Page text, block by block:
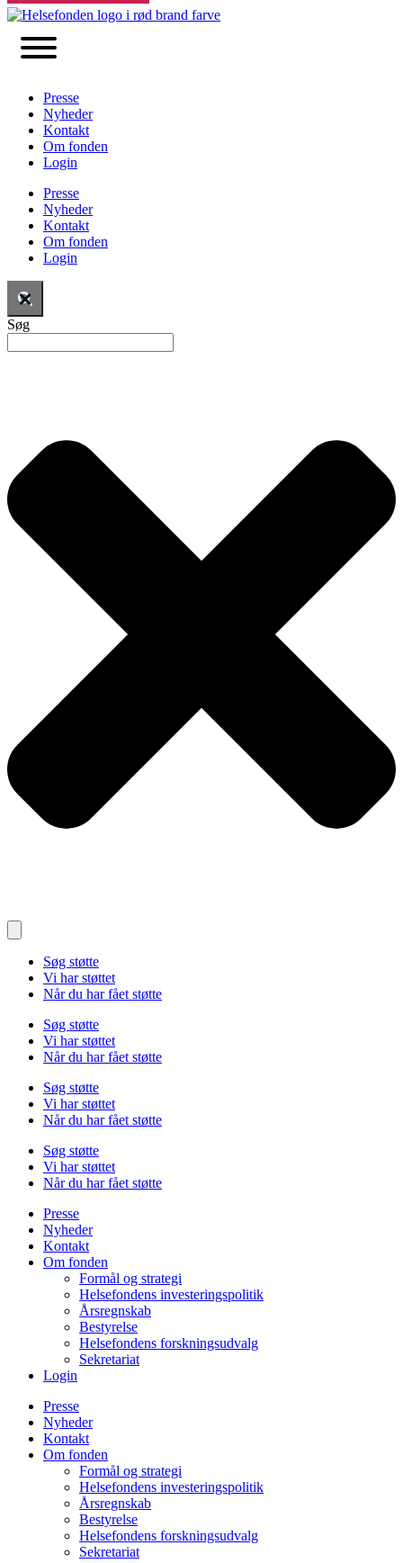
Presse
Nyheder
Kontakt
Om fonden
Login
Presse
Nyheder
Kontakt
Om fonden
Login
Søg
Søg støtte
Vi har støttet
Når du har fået støtte
Søg støtte
Vi har støttet
Når du har fået støtte
Søg støtte
Vi har støttet
Når du har fået støtte
Søg støtte
Vi har støttet
Når du har fået støtte
Presse
Nyheder
Kontakt
Om fonden
Formål og strategi
Helsefondens investeringspolitik
Årsregnskab
Bestyrelse
Helsefondens forskningsudvalg
Sekretariat
Login
Presse
Nyheder
Kontakt
Om fonden
Formål og strategi
Helsefondens investeringspolitik
Årsregnskab
Bestyrelse
Helsefondens forskningsudvalg
Sekretariat